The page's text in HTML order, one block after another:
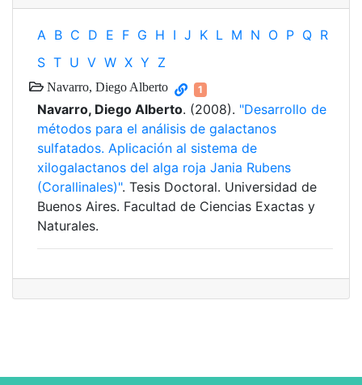
A B C D E F G H I J K L M N O P Q R
S T U V W X Y Z
Navarro, Diego Alberto 1
Navarro, Diego Alberto. (2008). "Desarrollo de
métodos para el análisis de galactanos
sulfatados. Aplicación al sistema de
xilogalactanos del alga roja Jania Rubens
(Corallinales)". Tesis Doctoral. Universidad de
Buenos Aires. Facultad de Ciencias Exactas y
Naturales.